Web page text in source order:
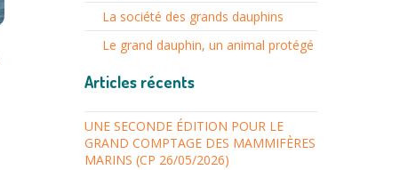
La société des grands dauphins
Le grand dauphin, un animal protégé
Articles récents
UNE SECONDE ÉDITION POUR LE
GRAND COMPTAGE DES MAMMIFÈRES
MARINS (CP 26/05/2026)